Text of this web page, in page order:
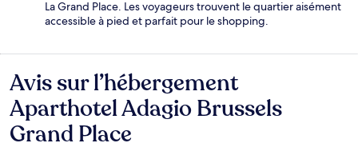
La Grand Place. Les voyageurs trouvent le quartier aisément
accessible à pied et parfait pour le shopping.
Avis
Avis sur l’hébergement
Aparthotel Adagio Brussels
Grand Place